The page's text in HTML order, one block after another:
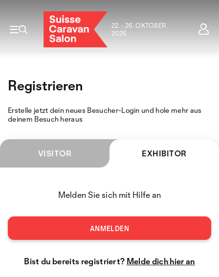
22. - 26. OKTOBER
2026
Registrieren
Erstelle jetzt dein neues Besucher-Login und hole mehr aus
deinem Besuch heraus
VISITOR EXHIBITOR
Melden Sie sich mit Hilfe an
ANMELDEN
Bist du bereits registriert? Melde dich hier an